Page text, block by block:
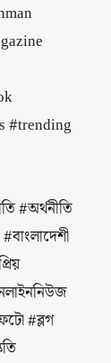
#trending
#অর্থনীতি
#ব্লগ